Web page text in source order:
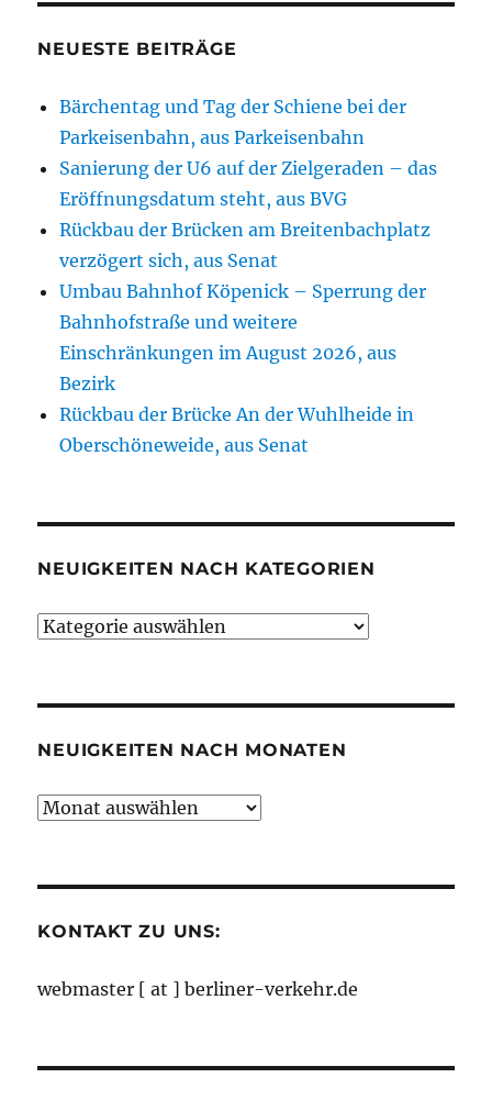
+
Straßenbahn
+
Straßenverkehr:
Entwurf
für
neuen
Mehr
Tempo-
30-
Straßen
der
Stadt
wollen
Parkgebühren
eine
Messe-
Berliner
NEUESTE BEITRÄGE
Bärchentag und Tag der Schiene bei der
Parkeisenbahn, aus Parkeisenbahn
Sanierung der U6 auf der Zielgeraden – das
Eröffnungsdatum steht, aus BVG
Rückbau der Brücken am Breitenbachplatz
verzögert sich, aus Senat
Umbau Bahnhof Köpenick – Sperrung der
Bahnhofstraße und weitere
Einschränkungen im August 2026, aus
Bezirk
Rückbau der Brücke An der Wuhlheide in
Oberschöneweide, aus Senat
NEUIGKEITEN NACH KATEGORIEN
Neuigkeiten
NEUIGKEITEN NACH MONATEN
Neuigkeiten
KONTAKT ZU UNS:
webmaster [ at ] berliner-verkehr.de